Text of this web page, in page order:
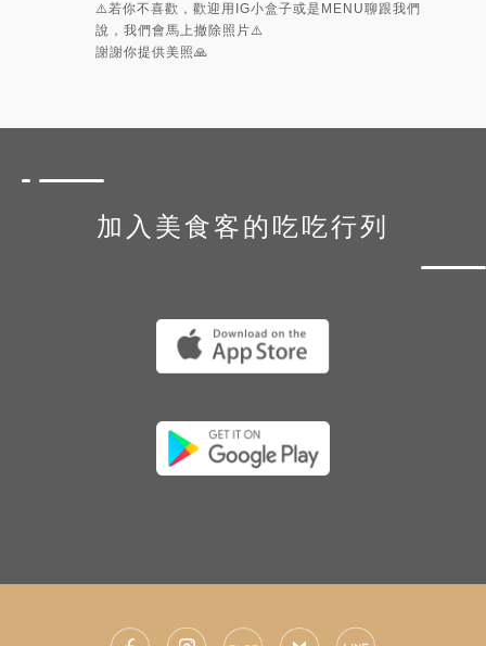
⚠️若你不喜歡，歡迎用IG小盒子或是MENU聊跟我們
說，我們會馬上撤除照片⚠️
謝謝你提供美照🙏
加入美食客的吃吃行列